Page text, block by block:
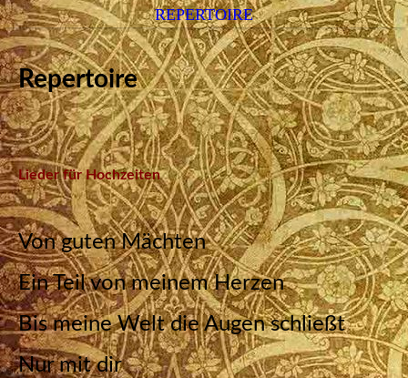
REPERTOIRE
Repertoire
Lieder für Hochzeiten
Von guten Mächten
Ein Teil von meinem Herzen
Bis meine Welt die Augen schließt
Nur mit dir